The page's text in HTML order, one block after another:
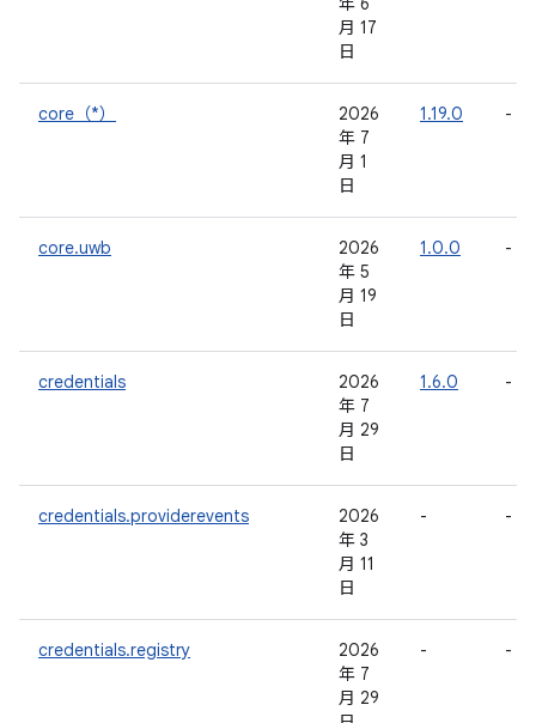
月 17
日
core（*）
2026
年 7
月 1
日
1.19.0 -
core.uwb
2026
年 5
月 19
日
1.0.0 -
credentials
2026
年 7
月 29
日
1.6.0 -
credentials.providerevents
2026
年 3
月 11
日
- -
credentials.registry
2026
年 7
月 29
- -